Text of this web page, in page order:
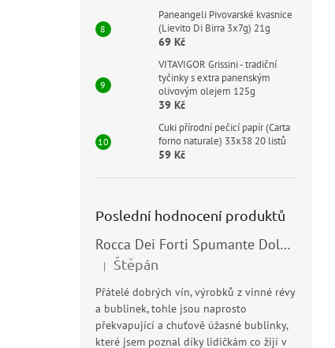
Paneangeli Pivovarské kvasnice
(Lievito Di Birra 3x7g) 21g
69 Kč
VITAVIGOR Grissini - tradiční
tyčinky s extra panenským
olivovým olejem 125g
39 Kč
Cuki přírodní pečicí papír (Carta
forno naturale) 33x38 20 listů
59 Kč
Poslední hodnocení produktů
Rocca Dei Forti Spumante Dolce 11,5% 0,75l
Hodnocení produktu je 5 z 5 hvězdiček.
| Štěpán
Přátelé dobrých vín, výrobků z vinné révy
a bublinek, tohle jsou naprosto
překvapující a chuťově úžasné bublinky,
které jsem poznal díky lidičkám co žijí v